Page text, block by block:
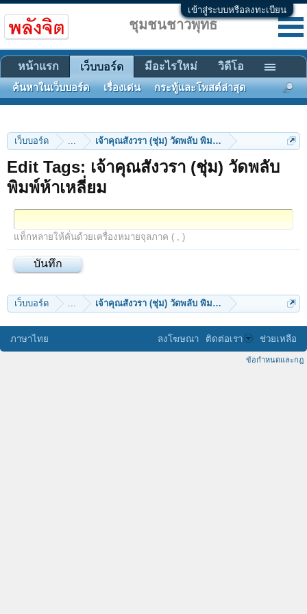
เข้าสู่ระบบหรือลงทะเบียน
เว็บบอร์ด ... เจ้าคุณสังวรา (ชุ่ม) วัดพลับ พิมพ์ห้าเหลี่ยม
Edit Tags: เจ้าคุณสังวรา (ชุ่ม) วัดพลับ
พิมพ์ห้าเหลี่ยม
แท็กหลายให้คั่นด้วยเครื่องหมายจุลภาค ( , )
เว็บบอร์ด ... เจ้าคุณสังวรา (ชุ่ม) วัดพลับ พิมพ์ห้าเหลี่ยม
ชุมชนชาวพุทธ
หน้าแรก เว็บบอร์ด
ค้นหาในเว็บบอร์ด เรื่องเด่น กระทู้และโพสต์ล่าสุด
มีอะไรใหม่ วิดีโอ
ภาษาไทย ลงโฆษณา ติดต่อเรา ช่วยเหลือ
ข้อกำหนดและกฎ